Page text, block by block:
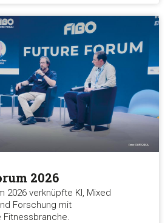
2026
2026 verknüpfte KI, Mixed
Forschung mit
Fitnessbranche.